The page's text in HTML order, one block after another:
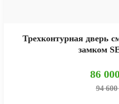
Трехконтурная дверь
замком
86
94 600